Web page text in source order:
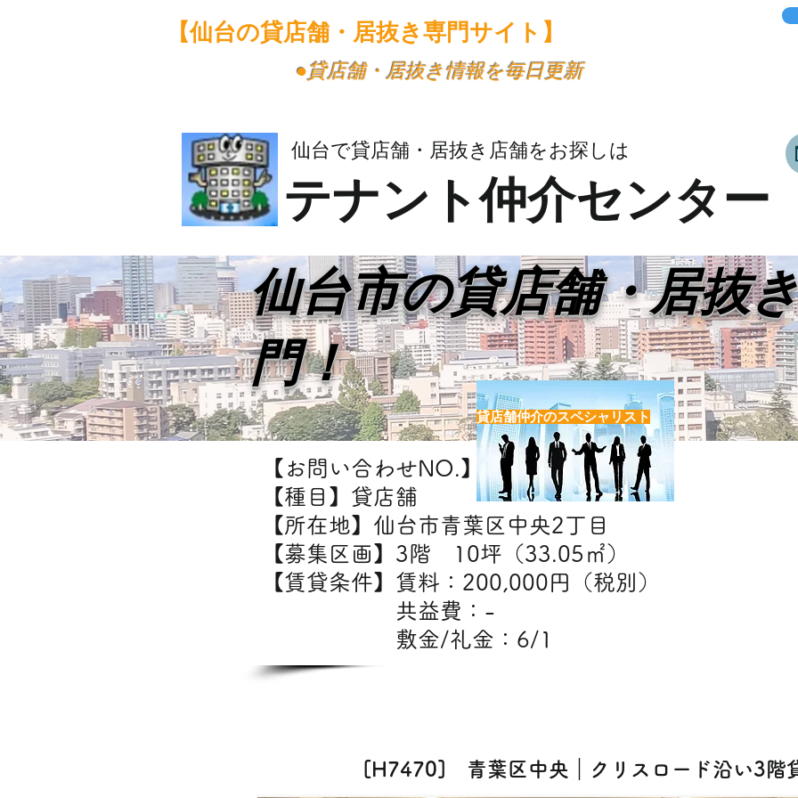
【仙台の貸店舗・居抜き専門サイト】
​●貸店舗・居抜き情報を毎日更新
仙台で貸店舗・居抜き店舗をお探しは
テナント仲介センター
【お問い合わせNO.】H7470
【種目】貸店舗
【所在地】仙台市青葉区中央2丁目
【募集区画】3階 10坪（33.05㎡）
【賃貸条件】賃料：200,000円（税別）
共益費：-
敷金/礼金：6/1
[H7470] 青葉区中央｜クリスロード沿い3階
仙台市の貸店舗・居抜
門！
貸店舗仲介のスペシャリスト